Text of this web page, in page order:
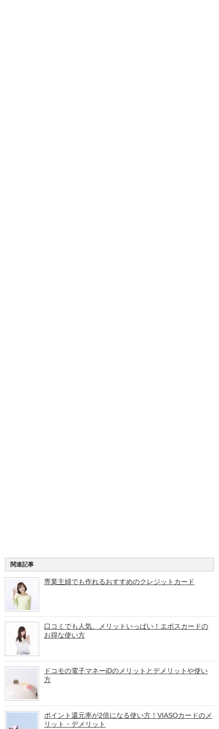
関連記事
専業主婦でも作れるおすすめのクレジットカード
口コミでも人気、メリットいっぱい！エポスカードの
お得な使い方
ドコモの電子マネーiDのメリットとデメリットや使い
方
ポイント還元率が2倍になる使い方！VIASOカードのメ
リット・デメリット